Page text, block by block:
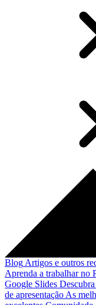
Blog Artigos e outros
Aprenda a trabalhar no
Google Slides
de apresentação As